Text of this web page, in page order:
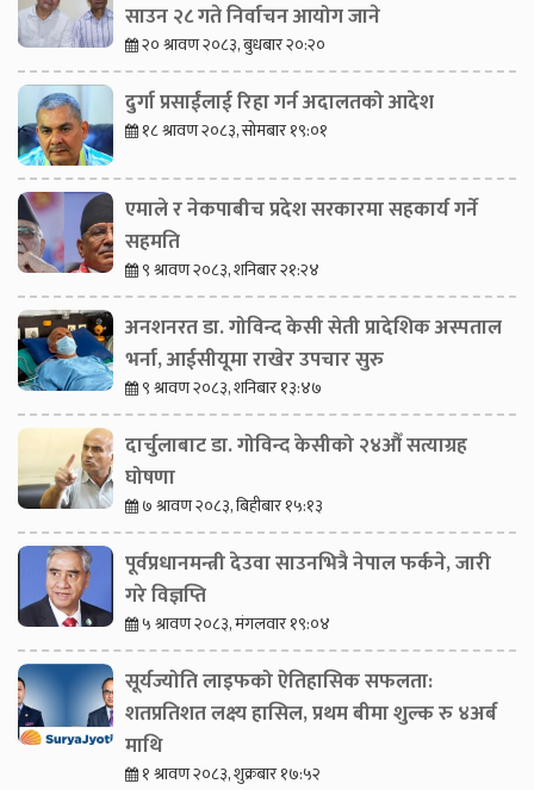
साउन २८ गते निर्वाचन आयोग जाने
२० श्रावण २०८३, बुधबार २०:२०
दुर्गा प्रसाईंलाई रिहा गर्न अदालतको आदेश
१८ श्रावण २०८३, सोमबार १९:०१
एमाले र नेकपाबीच प्रदेश सरकारमा सहकार्य गर्ने
सहमति
९ श्रावण २०८३, शनिबार २१:२४
अनशनरत डा. गोविन्द केसी सेती प्रादेशिक अस्पताल
भर्ना, आईसीयूमा राखेर उपचार सुरु
९ श्रावण २०८३, शनिबार १३:४७
दार्चुलाबाट डा. गोविन्द केसीको २४औँ सत्याग्रह
घोषणा
७ श्रावण २०८३, बिहीबार १५:१३
पूर्वप्रधानमन्त्री देउवा साउनभित्रै नेपाल फर्कने, जारी
गरे विज्ञप्ति
५ श्रावण २०८३, मंगलवार १९:०४
सूर्यज्योति लाइफको ऐतिहासिक सफलता:
शतप्रतिशत लक्ष्य हासिल, प्रथम बीमा शुल्क रु ४अर्ब
माथि
१ श्रावण २०८३, शुक्रबार १७:५२